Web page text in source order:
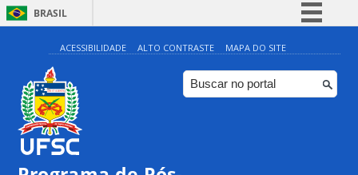
BRASIL
Simplifique!
Comunica BR
Participe
ACESSIBILIDADE ALTO CONTRASTE MAPA DO SITE